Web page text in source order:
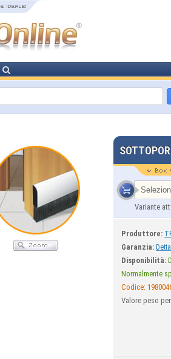
Variante
Produttore:
Garanzia:
Disponibilità:
Normalmente
Codice:
Valore peso